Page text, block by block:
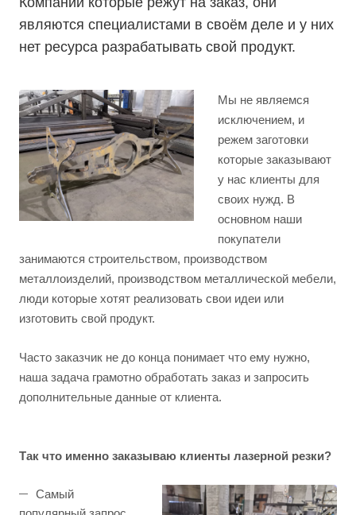
являются специалистами в своём деле и у них
нет ресурса разрабатывать свой продукт.
Мы не являемся
исключением, и
режем заготовки
которые заказывают
у нас клиенты для
своих нужд. В
основном наши
покупатели
занимаются строительством, производством
металлоизделий, производством металлической мебели,
люди которые хотят реализовать свои идеи или
изготовить свой продукт.
Часто заказчик не до конца понимает что ему нужно,
наша задача грамотно обработать заказ и запросить
дополнительные данные от клиента.
Так что именно заказываю клиенты лазерной резки?
Самый